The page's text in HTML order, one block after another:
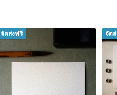
จัดส่งฟรี จัด